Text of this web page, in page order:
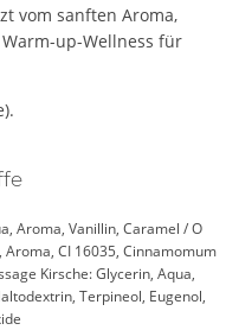
vom sanften Aroma,
up-Wellness für
Aroma, Vanillin, Caramel / O
CI 16035, Cinnamomum
Kirsche: Glycerin, Aqua,
Terpineol, Eugenol,